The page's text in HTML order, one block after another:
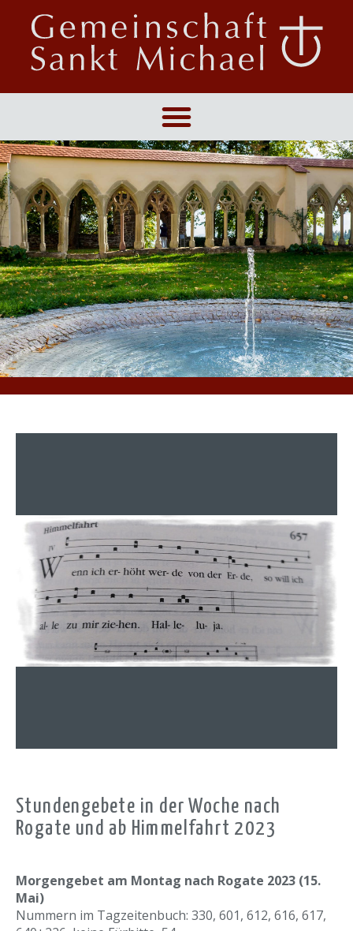
Stundengebete in der Woche nach
Rogate und ab Himmelfahrt 2023
Morgengebet am Montag nach Rogate 2023 (15.
Mai)
Nummern im Tagzeitenbuch: 330, 601, 612, 616, 617,